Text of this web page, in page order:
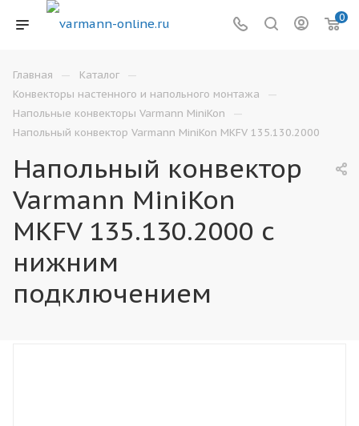
0
Главная — Каталог —
Конвекторы настенного и напольного монтажа —
Напольные конвекторы Varmann MiniKon —
Напольный конвектор Varmann MiniKon MKFV 135.130.2000
Напольный конвектор
Varmann MiniKon
MKFV 135.130.2000 с
нижним
подключением